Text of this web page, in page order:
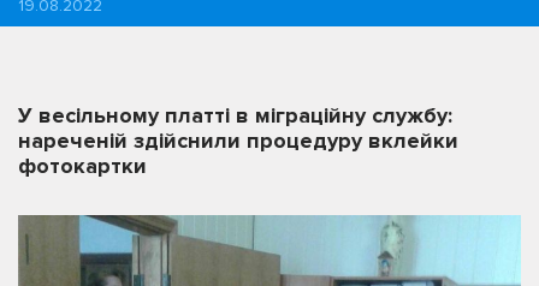
19.08.2022
У весільному платті в міграційну службу:
нареченій здійснили процедуру вклейки
фотокартки